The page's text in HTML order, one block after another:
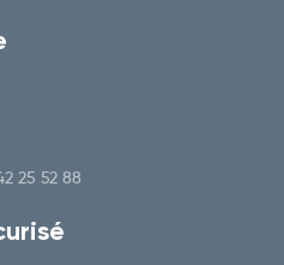
25 52 88